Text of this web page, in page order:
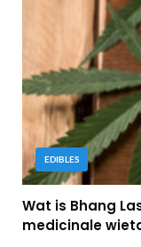
EDIBLES
Wat is Bhang
medicinale